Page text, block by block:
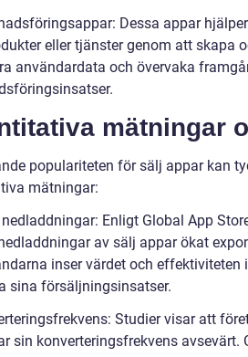
Dessa appar
eller tjänster genom att skapa
användardata och övervaka
mätningar
populariteten för sälj appar kan
mätningar:
Enligt Global App
av sälj appar ökat
inser värdet och
sina försäljningsinsatser.
Studier visar att
sin konverteringsfrekvens avsevärt.